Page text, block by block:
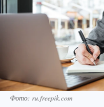
Фото: ru.freepik.com